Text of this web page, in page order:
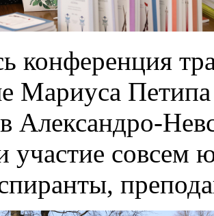
конференция
Мариуса
Александро-
участие совсем